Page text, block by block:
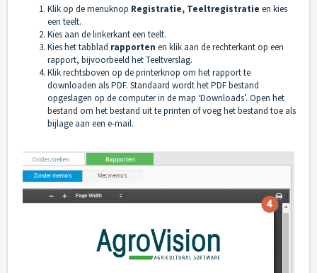
Klik op de menuknop Registratie, Teeltregistratie en kies
een teelt.
Kies aan de linkerkant een teelt.
Kies het tabblad rapporten en klik aan de rechterkant op een
rapport, bijvoorbeeld het Teeltverslag.
Klik rechtsboven op de printerknop om het rapport te
downloaden als PDF. Standaard wordt het PDF bestand
opgeslagen op de computer in de map ‘Downloads’. Open het
bestand om het bestand uit te printen of voeg het bestand toe als
bijlage aan een e-mail.